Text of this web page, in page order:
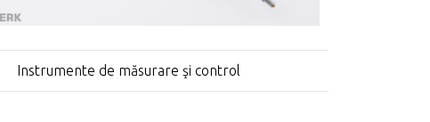
Instrumente de măsurare şi control